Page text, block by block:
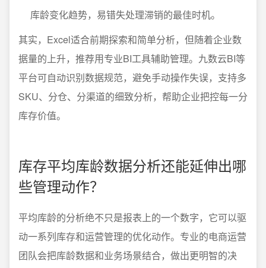
库龄变化趋势，易错失处理滞销的最佳时机。
其实，Excel适合前期探索和简单分析，但随着企业数
据量的上升，推荐用专业BI工具辅助管理。九数云BI等
平台可自动识别数据规范，避免手动操作失误，支持多
SKU、分仓、分渠道的细致分析，帮助企业把控每一分
库存价值。
库存平均库龄数据分析还能延伸出哪
些管理动作？
平均库龄的分析绝不只是报表上的一个数字，它可以驱
动一系列库存和运营管理的优化动作。专业的电商运营
团队会把库龄数据和业务场景结合，做出更明智的决